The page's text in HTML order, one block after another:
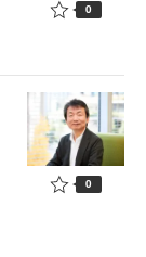
0
0